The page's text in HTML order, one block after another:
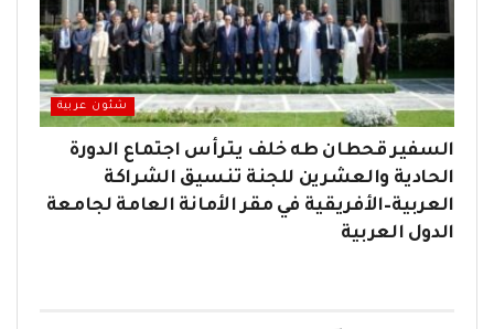
شئون عربية
السفير قحطان طه خلف يترأس اجتماع الدورة
الحادية والعشرين للجنة تنسيق الشراكة
العربية–الأفريقية في مقر الأمانة العامة لجامعة
الدول العربية